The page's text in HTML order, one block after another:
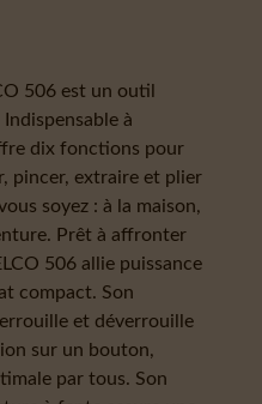
506 est un outil
à
dix fonctions pour
pincer, extraire et plier
soyez : à la maison,
Prêt à affronter
506 allie puissance
compact. Son
et déverrouille
sur un bouton,
par tous. Son